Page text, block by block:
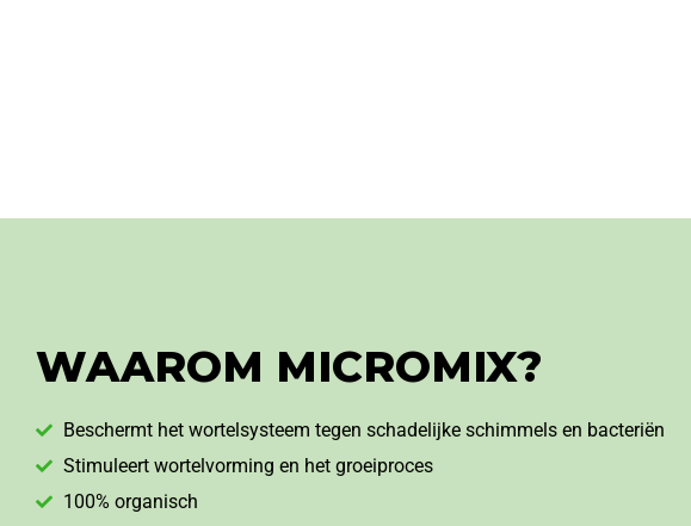
WAAROM MICROMIX?
Beschermt het wortelsysteem tegen schadelijke schimmels en bacteriën
Stimuleert wortelvorming en het groeiproces
100% organisch